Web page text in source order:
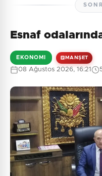
Henüz yorum
Esnaf
EKONOMI MANŞET
08 Ağustos 2026, 16:21